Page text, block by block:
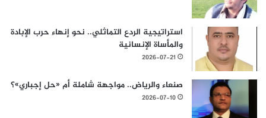
استراتيجية الردع التماثلي.. نحو إنهاء حرب الإبادة
والمأساة الإنسانية
2026-07-21
صنعاء والرياض.. مواجهة شاملة أم «حل إجباري»؟
2026-07-10